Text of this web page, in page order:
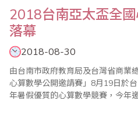
2018台南亞太盃全
落幕
2018-08-30
由台南市政府教育局及台灣省商業
心算數學公開邀請賽」8月19日於
年暑假優質的心算數學競賽，今年